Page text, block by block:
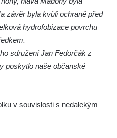
Černé věže v
závěr byla kvůli ochraně před
hydrofobizace povrchu
sdružení Jan Fedorčák z
poskytlo naše občanské
v souvislosti s nedalekým